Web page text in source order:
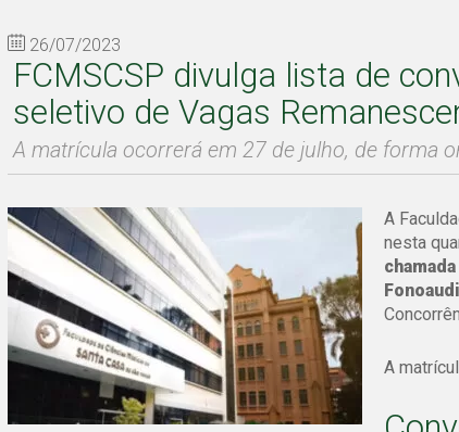
26/07/2023
FCMSCSP divulga lista de
seletivo de Vagas
A matrícula ocorrerá em 27 de julho, de forma
A
nesta
A